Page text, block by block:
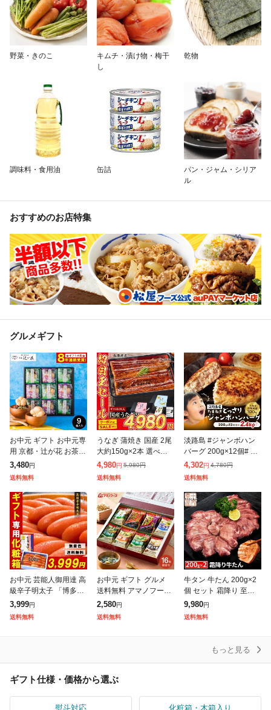
野菜・きのこ
キムチ・漬け物・梅干
し
乾物
調味料・食用油 缶詰
パン・ジャム・シリア
ル
おすすめのお店特集
グルメギフト
お中元 ギフト お中元専
用 京都・辻が花 お茶漬
最中&お吸い物 最中詰
合せ YTー30 LTDU 送
料無料 贈答品 贈り物
詰
3,480円
送料無料
うなぎ 蒲焼き 国産 2尾
大約150g×2本 選べる
送料無料 鹿児島県産 冷
凍便 鰻 ウナギ かば焼
き 山椒たれ付き ギフト
4,980円 5,980円
送料無料
淡路島 #ジャンボハン
バーグ 200g×12個# 送
料無料 今井ファーム 国
産 安心安全 産地直送
冷凍 無添加 ギフト プ
レ
4,302円 4,780円
送料無料
お中元 芸能人御用達 高
級辛子明太子 「博多あ
ごおとし」 500g 一本
物 & 化粧箱入! ギフト
めんたいこ ご飯のお供
3,999円
送料無料
お中元 ギフト グルメ
送料無料 アマノフーズ
フリーズドライ おみそ
汁お楽しみギフト 16食
200M 味噌汁 インスタ
2,580円
送料無料
牛タン 牛たん 200g×2
個 セット 霜降り 至高
熟成 厚切り 仙台 名物
ギフト 贈答用 プレゼン
ト 父の日 母の日 お中
9,980円
送料無料
もっと見る
ギフト仕様・価格から選ぶ
熨斗対応 化粧箱・木箱入り